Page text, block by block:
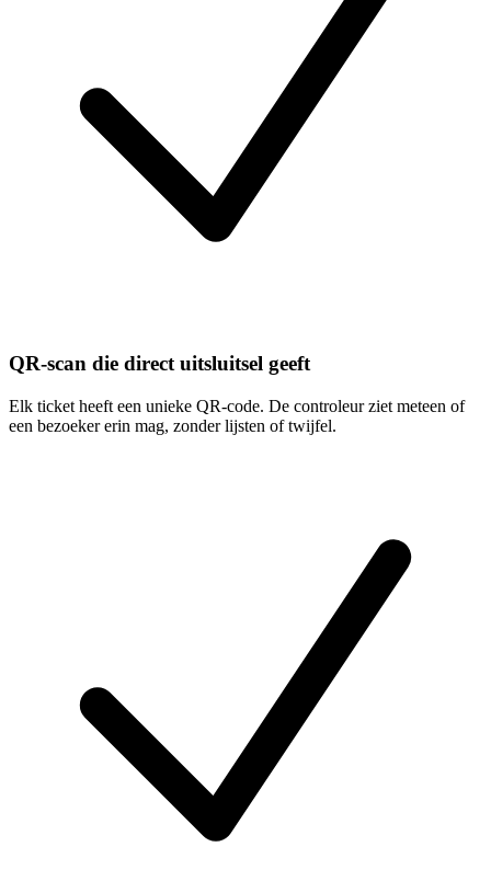
QR-scan die direct uitsluitsel geeft
Elk ticket heeft een unieke QR-code. De controleur ziet meteen of
een bezoeker erin mag, zonder lijsten of twijfel.